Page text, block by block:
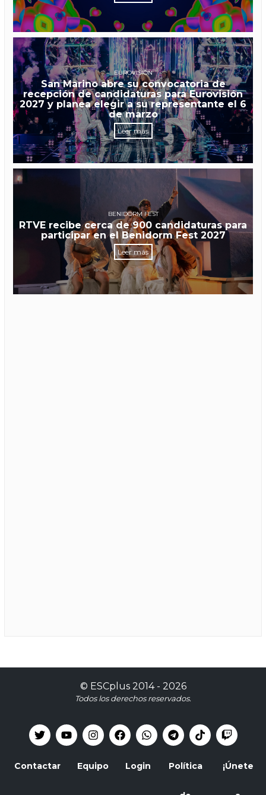
EUROVISIÓN
San Marino abre su convocatoria de
recepción de candidaturas para Eurovisión
2027 y planea elegir a su representante el 6
de marzo
Leer más
BENIDORM FEST
RTVE recibe cerca de 900 candidaturas para
participar en el Benidorm Fest 2027
Leer más
© ESCplus2014 - 2026
Todos los derechos reservados.
Contactar Equipo Login Política ¡Únete